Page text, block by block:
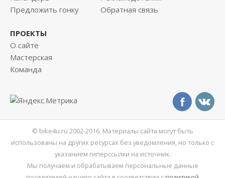
Предложить гонку
Обратная связь
ПРОЕКТЫ
О сайте
Мастерская
Команда
© bike4u.ru 2002-2016. Материалы сайта могут быть
использованы на других ресурсах без уведомления, но только с
указанием гиперссылки на источник.
Мы получаем и обрабатываем персональные данные